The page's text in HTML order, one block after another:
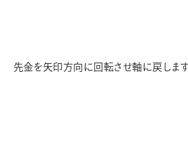
先金を矢印方向に回転させ軸に戻します